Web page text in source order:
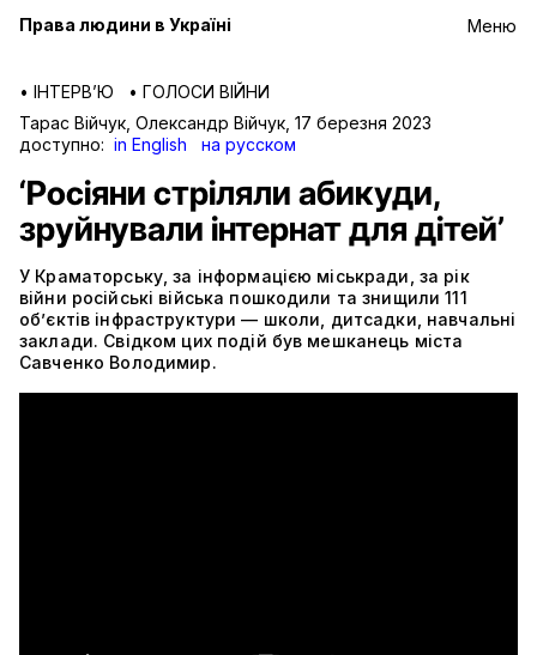
Меню
Права людини в Україні
• ІНТЕРВ’Ю • ГОЛОСИ ВІЙНИ
Тарас Війчук, Олександр Війчук 17 березня 2023
доступно: in English на русском
‘Росіяни стріляли абикуди,
зруйнували інтернат для дітей’
У Краматорську, за інформацією міськради, за рік
війни російські війська пошкодили та знищили 111
об’єктів інфраструктури — школи, дитсадки, навчальні
заклади. Свідком цих подій був мешканець міста
Савченко Володимир.